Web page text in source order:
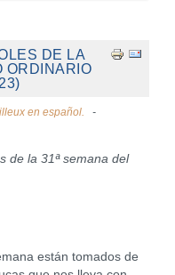
DE LA
ORDINARIO
en español.
de la 31ª semana del
están tomados de